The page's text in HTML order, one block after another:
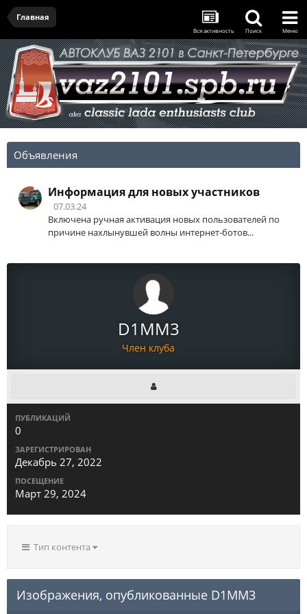
Главная
Вся активность Поиск Меню
Объявления
Информация для новых участников
07.03.24
Включена ручная активация новых пользователей по
причине нахлынувшей волны интернет-ботов...
D1MM3
Член клуба
ПУБЛИКАЦИЙ
0
ЗАРЕГИСТРИРОВАН
Декабрь 27, 2022
ПОСЕЩЕНИЕ
Март 29, 2024
Тип контента
Изображения, опубликованные D1MM3